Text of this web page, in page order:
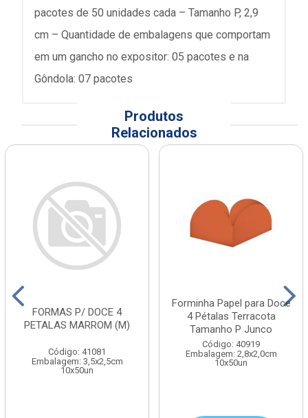
pacotes de 50 unidades cada – Tamanho P, 2,9
cm – Quantidade de embalagens que comportam
em um gancho no expositor: 05 pacotes e na
Gôndola: 07 pacotes
Produtos
Relacionados
FORMAS P/ DOCE 4
PETALAS MARROM (M)
Código: 41081
Embalagem: 3,5x2,5cm
10x50un
Forminha Papel para Doce
4 Pétalas Terracota
Tamanho P Junco
Código: 40919
Embalagem: 2,8x2,0cm
10x50un